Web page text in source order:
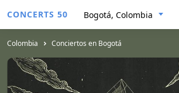
CONCERTS 50 Bogotá, Colombia
Colombia Conciertos en Bogotá